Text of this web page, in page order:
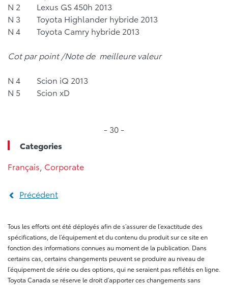
N 2 Lexus GS 450h 2013
N 3 Toyota Highlander hybride 2013
N 4 Toyota Camry hybride 2013
Cot par point /Note de meilleure valeur
N 4 Scion iQ 2013
N 5 Scion xD
- 30 -
Categories
Français Corporate
Précédent
Tous les efforts ont été déployés afin de s’assurer de l’exactitude des
spécifications, de l’équipement et du contenu du produit sur ce site en
fonction des informations connues au moment de la publication. Dans
certains cas, certains changements peuvent se produire au niveau de
l’équipement de série ou des options, qui ne seraient pas reflétés en ligne.
Toyota Canada se réserve le droit d’apporter ces changements sans